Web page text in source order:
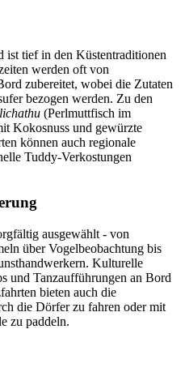
ist tief in den Küstentraditionen
werden oft von
zubereitet, wobei die Zutaten
bezogen werden. Zu den
(Perlmuttfisch im
Kokosnuss und gewürzte
können auch regionale
Tuddy-Verkostungen
ausgewählt - von
über Vogelbeobachtung bis
Kulturelle
und Tanzaufführungen an Bord
bieten auch die
die Dörfer zu fahren oder mit
zu paddeln.